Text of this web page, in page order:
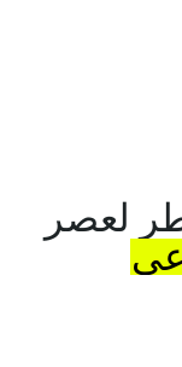
لعصر